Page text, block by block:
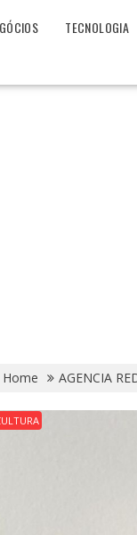
TECNOLOGIA
Home AGENCIA